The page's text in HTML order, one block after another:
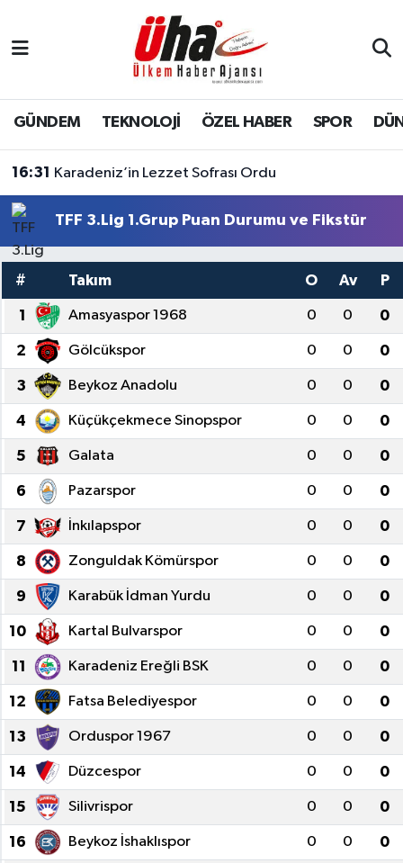
GÜNDEM TEKNOLOJİ ÖZEL HABER SPOR
16:31 Karadeniz’in Lezzet Sofrası Ordu
TFF 3.Lig 1.Grup Puan Durumu ve Fikstür
# Takım O Av P
1 Amasyaspor 1968 0 0 0
2 Gölcükspor 0 0 0
3 Beykoz Anadolu 0 0 0
4 Küçükçekmece Sinopspor 0 0 0
5 Galata 0 0 0
6 Pazarspor 0 0 0
7 İnkılapspor 0 0 0
8 Zonguldak Kömürspor 0 0 0
9 Karabük İdman Yurdu 0 0 0
10 Kartal Bulvarspor 0 0 0
11 Karadeniz Ereğli BSK 0 0 0
12 Fatsa Belediyespor 0 0 0
13 Orduspor 1967 0 0 0
14 Düzcespor 0 0 0
15 Silivrispor 0 0 0
16 Beykoz İshaklıspor 0 0 0
İstanbul Nöbetçi Eczaneler
İstanbul Hava Durumu
Süper Lig Puan Durumu ve Fikstür
Tüm Manşetler
Son Dakika Haberleri
Haber Arşivi